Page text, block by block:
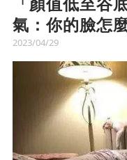
「顏值低至谷
氣：你的臉怎
2023/04/29